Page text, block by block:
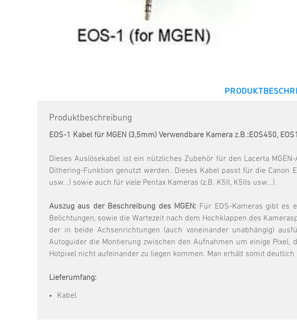
Produktbeschreibung
EOS-1 Kabel für MGEN (3,5mm) Verwendbare Kamera z.B.:EOS450,
Dieses Auslösekabel ist ein nützliches Zubehör für den Lacerta
Dithering-Funktion genutzt werden. Dieses Kabel passt für die Canon
usw...) sowie auch für viele Pentax Kameras (z.B. K5II, K5IIs usw...).
Auszug aus der Beschreibung des MGEN: Für EOS-Kameras gibt es
Belichtungen, sowie die Wartezeit nach dem Hochklappen des
der in beide Achsenrichtungen (auch voneinander unabhängig)
Autoguider die Montierung zwischen den Aufnahmen um einige
Hotpixel nicht aufeinander zu liegen kommen. Man erhält somit
Lieferumfang:
Kabel